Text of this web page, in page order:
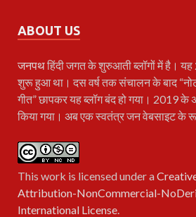
ABOUT US
जनपथहिंदी जगत के शुरुआती ब्लॉगों में है।
शुरू हुआ था। दस वर्ष तक संचालन के बाद
गीत” छापकर यह ब्लॉग बंद हो गया। 2019 के
किया गया। अब एक स्वतंत्र जन वेबसाइट के
This work is licensed under a
Attribution-NonCommercial-
International License.